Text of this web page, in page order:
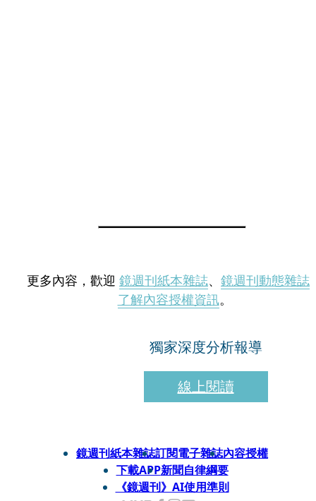
更多內容，歡迎 鏡週刊紙本雜誌、 鏡週刊動態雜誌
了解內容授權資訊。
獨家深度分析報導
線上閱讀
鏡週刊紙本雜誌訂閱電子雜誌內容授權
下載APP新聞自律綱要
《鏡週刊》AI使用準則